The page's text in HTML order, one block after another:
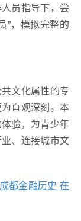
员指导下，尝
”，模拟完整的
文化属性的专
直观深刻。本
验，为青少年
、连接城市文
都金融历史 在